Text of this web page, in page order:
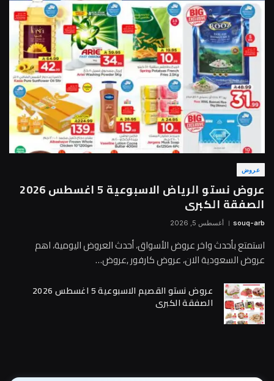
عروض
عروض نستو الرياض الاسبوعية 5 اغسطس 2026
الصفقة الكبرى
souq-arb أغسطس 5, 2026
استمتع بأحدث واخر عروض الأسواق، أحدث العروض اليومية، اهم
عروض السعودية الان، عروض كارفور ,عروض…
عروض نستو القصيم الاسبوعية 5 اغسطس 2026
الصفقة الكبرى